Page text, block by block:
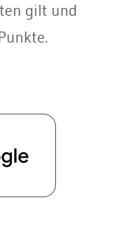
gilt und